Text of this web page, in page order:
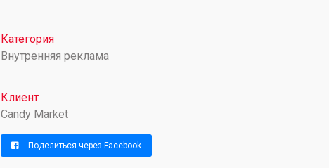
Категория
Внутренняя реклама
Клиент
Candy Market
Поделиться через Facebook